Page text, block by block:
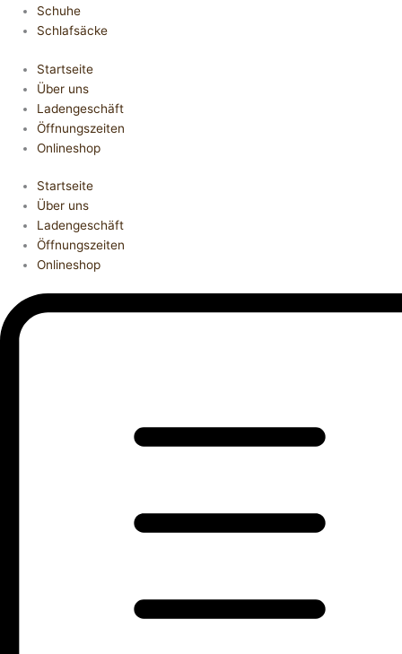
Schuhe
Schlafsäcke
Startseite
Über uns
Ladengeschäft
Öffnungszeiten
Onlineshop
Startseite
Über uns
Ladengeschäft
Öffnungszeiten
Onlineshop